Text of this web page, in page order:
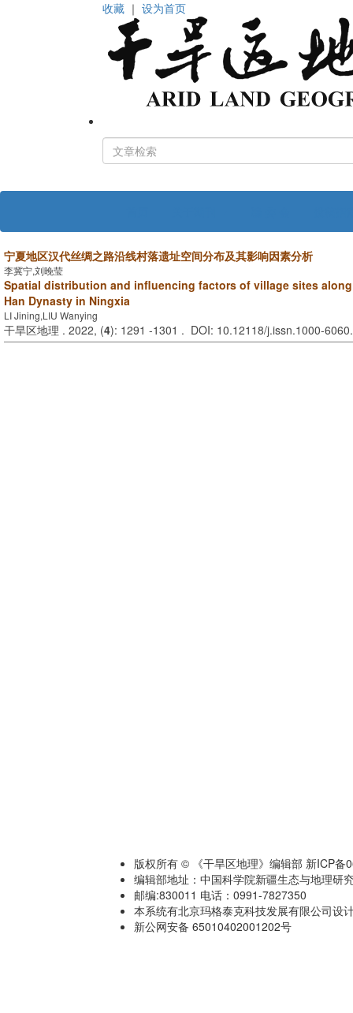
收藏 ｜ 设为首页
宁夏地区汉代丝绸之路沿线村落遗址空间分布及其影响因素分析
李冀宁,刘晚莹
Spatial distribution and influencing factors of village sites
Han Dynasty in Ningxia
LI Jining,LIU Wanying
干旱区地理 . 2022, (4): 1291 -1301 . DOI: 10.12118/j.issn.1000-
版权所有 © 《干旱区地理》编辑部 新ICP备
编辑部地址：中国科学院新疆生态与地理研
邮编:830011 电话：0991-7827350
本系统有北京玛格泰克科技发展有限公司设
新公网安备 65010402001202号